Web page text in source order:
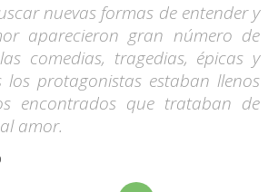
nuevas formas de entender y
aparecieron gran número de
comedias, tragedias, épicas y
los protagonistas estaban llenos
encontrados que trataban de
amor.